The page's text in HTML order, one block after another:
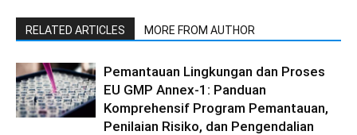
RELATED ARTICLES MORE FROM AUTHOR
Pemantauan Lingkungan dan Proses
EU GMP Annex-1: Panduan
Komprehensif Program Pemantauan,
Penilaian Risiko, dan Pengendalian